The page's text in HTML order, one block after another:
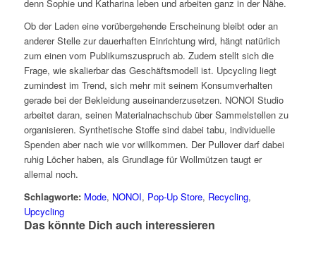
denn Sophie und Katharina leben und arbeiten ganz in der Nähe.
Ob der Laden eine vorübergehende Erscheinung bleibt oder an
anderer Stelle zur dauerhaften Einrichtung wird, hängt natürlich
zum einen vom Publikumszuspruch ab. Zudem stellt sich die
Frage, wie skalierbar das Geschäftsmodell ist. Upcycling liegt
zumindest im Trend, sich mehr mit seinem Konsumverhalten
gerade bei der Bekleidung auseinanderzusetzen. NONOI Studio
arbeitet daran, seinen Materialnachschub über Sammelstellen zu
organisieren. Synthetische Stoffe sind dabei tabu, individuelle
Spenden aber nach wie vor willkommen. Der Pullover darf dabei
ruhig Löcher haben, als Grundlage für Wollmützen taugt er
allemal noch.
Schlagworte: Mode, NONOI, Pop-Up Store, Recycling,
Upcycling
Das könnte Dich auch interessieren